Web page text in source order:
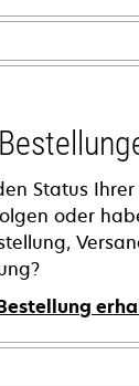
Status
oder